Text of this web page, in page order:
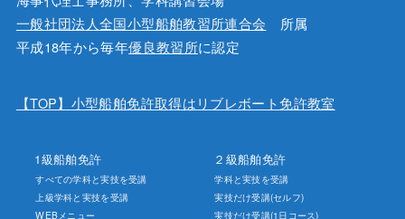
一般社団法人全国小型船舶教習所連合会 所属
平成18年から毎年優良教習所に認定
【TOP】小型船舶免許取得はリブレボート免許教室
1級船舶免許
すべての学科と実技を受講
上級学科と実技を受講
WEBメニュー
２級船舶免許
学科と実技を受講
実技だけ受講(セルフ)
実技だけ受講(1日コース)